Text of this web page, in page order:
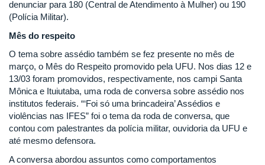
denunciar para 180 (Central de Atendimento à Mulher) ou 190
(Polícia Militar).
Mês do respeito
O tema sobre assédio também se fez presente no mês de
março, o Mês do Respeito promovido pela UFU. Nos dias 12 e
13/03 foram promovidos, respectivamente, nos campi Santa
Mônica e Ituiutaba, uma roda de conversa sobre assédio nos
institutos federais. “‘Foi só uma brincadeira’ Assédios e
violências nas IFES” foi o tema da roda de conversa, que
contou com palestrantes da polícia militar, ouvidoria da UFU e
até mesmo defensora.
A conversa abordou assuntos como comportamentos